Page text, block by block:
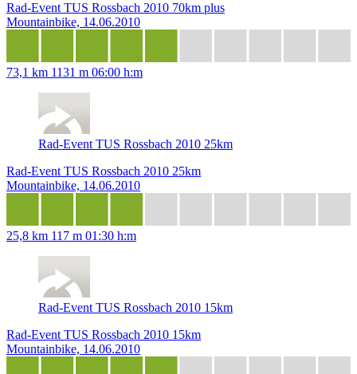
Rad-Event TUS Rossbach 2010 70km plus
Mountainbike, 14.06.2010
73,1 km 1131 m 06:00 h:m
Rad-Event TUS Rossbach 2010 25km
Rad-Event TUS Rossbach 2010 25km
Mountainbike, 14.06.2010
25,8 km 117 m 01:30 h:m
Rad-Event TUS Rossbach 2010 15km
Rad-Event TUS Rossbach 2010 15km
Mountainbike, 14.06.2010